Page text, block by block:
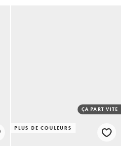
PLUS DE COULEURS
ÇA PART VITE